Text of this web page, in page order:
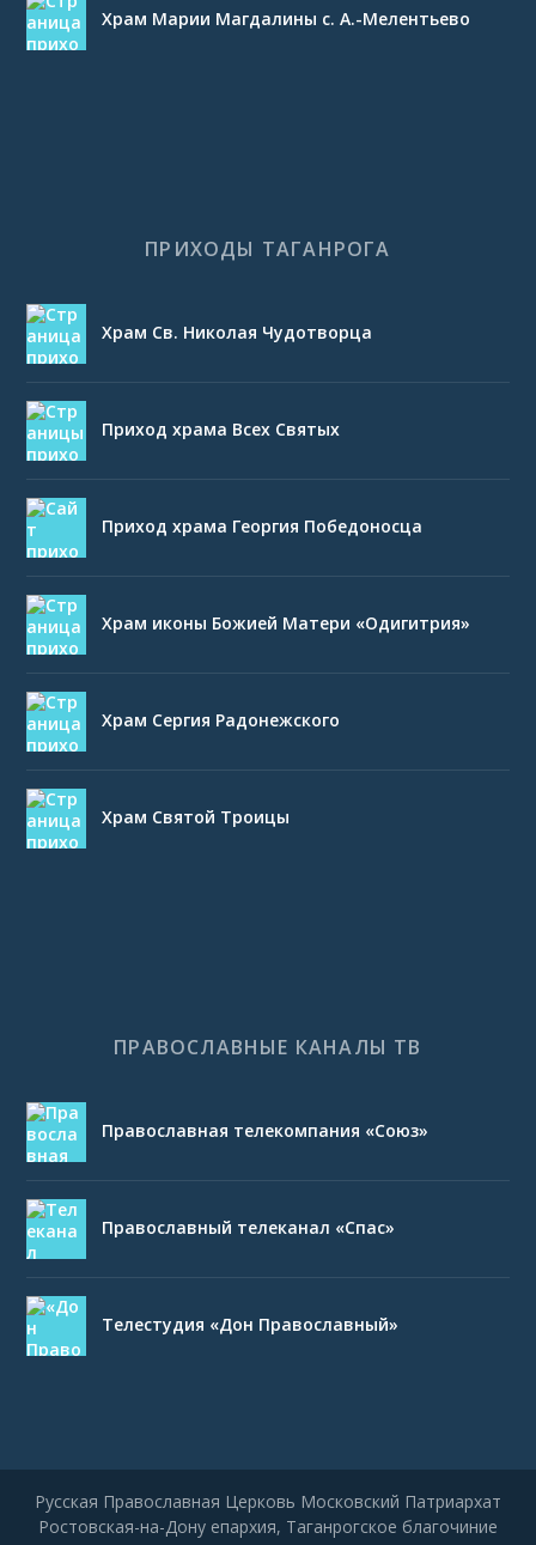
Храм Марии Магдалины с. А.-Мелентьево
ПРИХОДЫ ТАГАНРОГА
Храм Св. Николая Чудотворца
Приход храма Всех Святых
Приход храма Георгия Победоносца
Храм иконы Божией Матери «Одигитрия»
Храм Сергия Радонежского
Храм Святой Троицы
ПРАВОСЛАВНЫЕ КАНАЛЫ ТВ
Православная телекомпания «Союз»
Православный телеканал «Спас»
Телестудия «Дон Православный»
Русская Православная Церковь Московский Патриархат
Ростовская-на-Дону епархия, Таганрогское благочиние